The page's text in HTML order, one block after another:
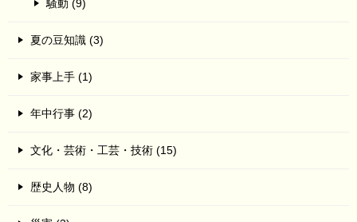
騒動 (9)
夏の豆知識 (3)
家事上手 (1)
年中行事 (2)
文化・芸術・工芸・技術 (15)
歴史人物 (8)